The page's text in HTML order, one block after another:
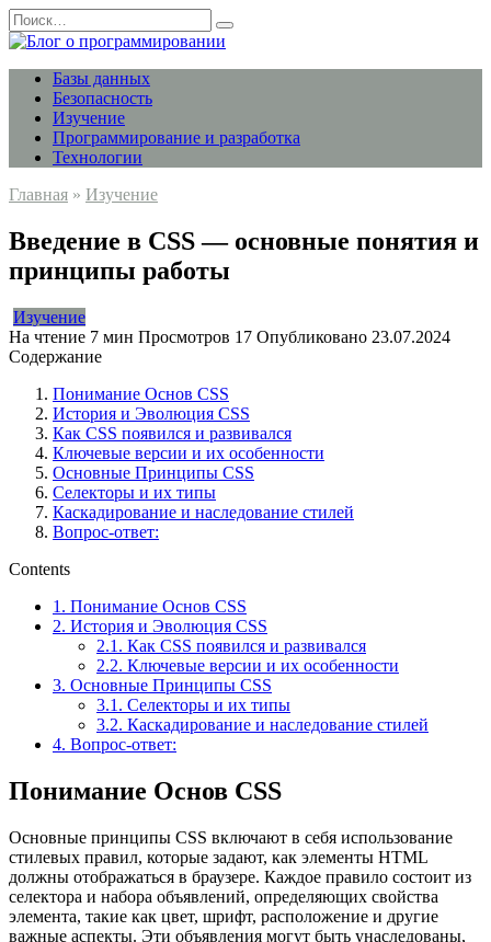
Перейти
к
содержанию
Search
for:
Базы данных
Безопасность
Изучение
Программирование и разработка
Технологии
Главная » Изучение
Введение в CSS — основные понятия и
принципы работы
Изучение
На чтение 7 мин Просмотров 17 Опубликовано 23.07.2024
Содержание
Понимание Основ CSS
История и Эволюция CSS
Как CSS появился и развивался
Ключевые версии и их особенности
Основные Принципы CSS
Селекторы и их типы
Каскадирование и наследование стилей
Вопрос-ответ:
Contents
1. Понимание Основ CSS
2. История и Эволюция CSS
2.1. Как CSS появился и развивался
2.2. Ключевые версии и их особенности
3. Основные Принципы CSS
3.1. Селекторы и их типы
3.2. Каскадирование и наследование стилей
4. Вопрос-ответ:
Понимание Основ CSS
Основные принципы CSS включают в себя использование
стилевых правил, которые задают, как элементы HTML
должны отображаться в браузере. Каждое правило состоит из
селектора и набора объявлений, определяющих свойства
элемента, такие как цвет, шрифт, расположение и другие
важные аспекты. Эти объявления могут быть унаследованы,